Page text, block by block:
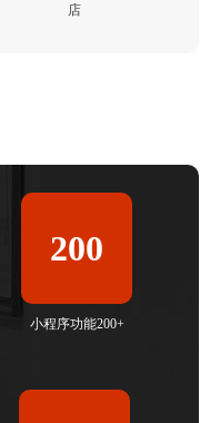
店
200
小程序功能200+